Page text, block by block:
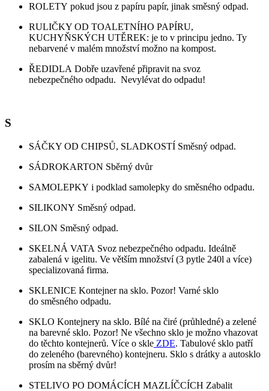
ROLETY pokud jsou z papíru papír, jinak směsný odpad.
RULIČKY OD TOALETNÍHO PAPÍRU,
KUCHYŇSKÝCH UTĚREK: je to v principu jedno. Ty
nebarvené v malém množství možno na kompost.
ŘEDIDLA Dobře uzavřené připravit na svoz
nebezpečného odpadu. Nevylévat do odpadu!
S
SÁČKY OD CHIPSŮ, SLADKOSTÍ Směsný odpad.
SÁDROKARTON Sběrný dvůr
SAMOLEPKY i podklad samolepky do směsného odpadu.
SILIKONY Směsný odpad.
SILON Směsný odpad.
SKELNÁ VATA Svoz nebezpečného odpadu. Ideálně
zabalená v igelitu. Ve větším množství (3 pytle 240l a více)
specializovaná firma.
SKLENICE Kontejner na sklo. Pozor! Varné sklo
do směsného odpadu.
SKLO Kontejnery na sklo. Bílé na čiré (průhledné) a zelené
na barevné sklo. Pozor! Ne všechno sklo je možno vhazovat
do těchto kontejnerů. Více o skle ZDE. Tabulové sklo patří
do zeleného (barevného) kontejneru. Sklo s drátky a autosklo
prosím na sběrný dvůr!
STELIVO PO DOMÁCÍCH MAZLÍČCÍCH Zabalit